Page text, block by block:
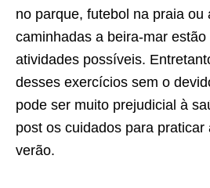
no parque, futebol na praia ou
caminhadas a beira-mar
atividades possíveis.
desses exercícios sem o
pode ser muito prejudicial à
post os cuidados para
verão.